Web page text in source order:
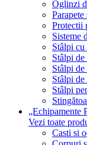
Oglinzi
Protectii
Sisteme
Stâlpi
Stâlpi
Stâlpi
Stâlpi
Stâlpi
„Echipamente
Vezi toate
Casti si